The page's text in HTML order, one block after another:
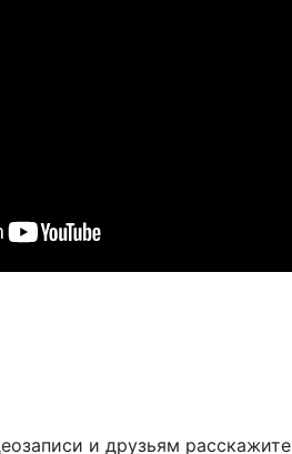
и друзьям